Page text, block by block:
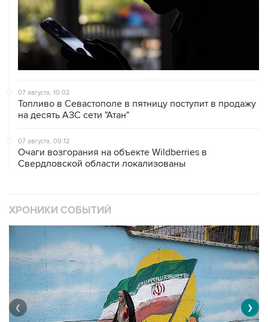
07 августа, 10:02
Топливо в Севастополе в пятницу поступит в продажу
на десять АЗС сети "Атан"
07 августа, 09:12
Очаги возгорания на объекте Wildberries в
Свердловской области локализованы
ХРОНИКИ СОБЫТИЙ
❮ ❯